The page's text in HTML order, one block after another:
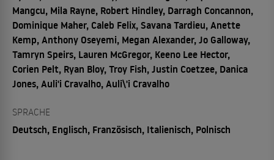
Mangcu, Mila Rayne, Robert Hindley, Darragh Concannon,
Dominique Maher, Caleb Felix, Savana Tardieu, Anette
Kemp, Anthony Oseyemi, Megan Alexander, Jo Galloway,
Tamryn Speirs, Lauren McGregor, Keeno Lee Hector,
Corien Pelt, Ryan Bloy, Troy Fish, Justin Coetzee, Danica
Jones, Auli'i Cravalho, Auli\'i Cravalho
SPRACHE
Deutsch, Englisch, Französisch, Italienisch, Polnisch